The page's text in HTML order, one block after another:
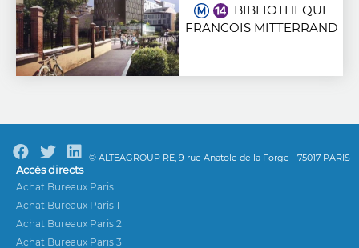
BIBLIOTHEQUE
FRANCOIS MITTERRAND
© ALTEAGROUP RE, 9 rue Anatole de la Forge - 75017 PARIS
Accès directs
Achat Bureaux Paris
Achat Bureaux Paris 1
Achat Bureaux Paris 2
Achat Bureaux Paris 3